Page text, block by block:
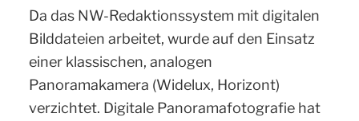
Da das NW-Redaktionssystem mit digitalen
Bilddateien arbeitet, wurde auf den Einsatz
einer klassischen, analogen
Panoramakamera (Widelux, Horizont)
verzichtet. Digitale Panoramafotografie hat